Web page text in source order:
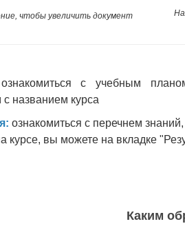
чтобы увеличить документ
с учебным
названием курса
ознакомиться с перечнем
курсе, вы можете на вкладке
Каким